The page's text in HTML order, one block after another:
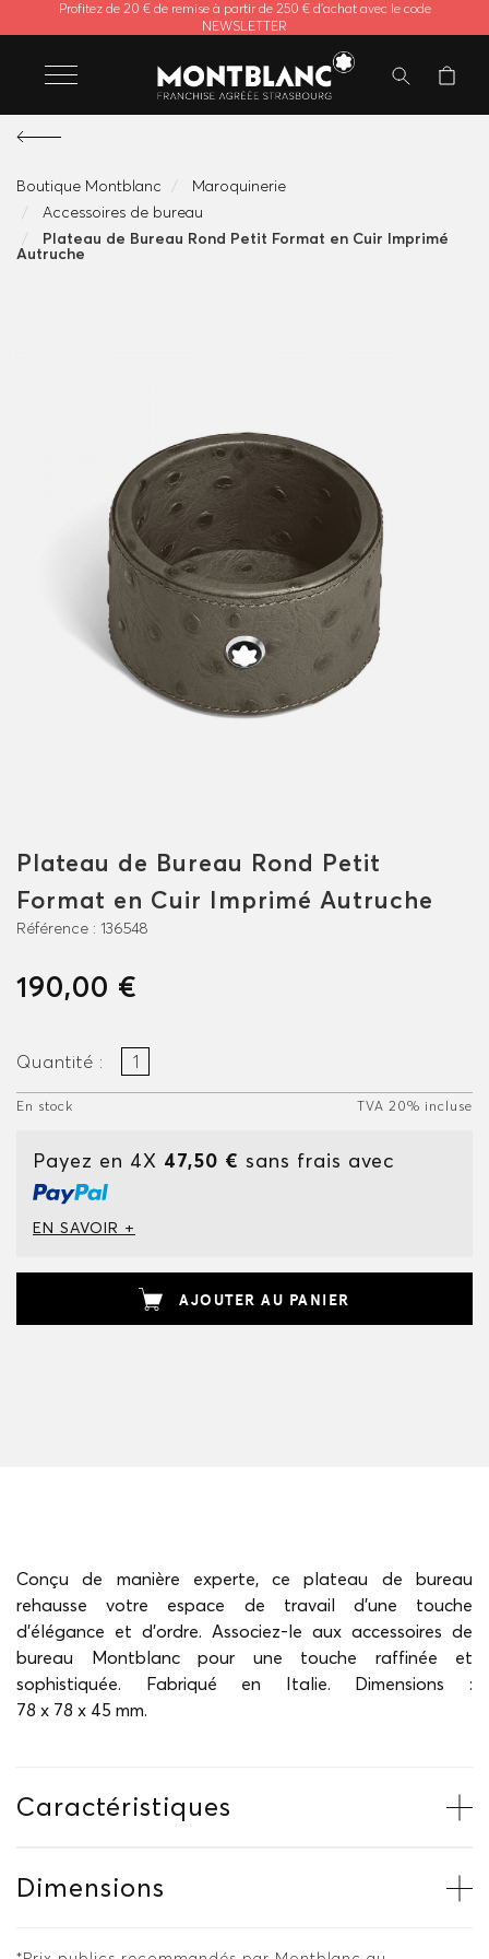
Profitez de 20 € de remise à partir de 250 € d'achat avec le code
NEWSLETTER
Boutique Montblanc
Maroquinerie
Accessoires de bureau
Plateau de Bureau Rond Petit Format en Cuir Imprimé
Autruche
Plateau de Bureau Rond Petit
Format en Cuir Imprimé Autruche
Référence : 136548
190,00 €
Quantité :
En stock TVA 20% incluse
Payez en 4X 47,50 € sans frais avec
EN SAVOIR +
AJOUTER AU PANIER
Conçu de manière experte, ce plateau de bureau
rehausse votre espace de travail d'une touche
d'élégance et d'ordre. Associez-le aux accessoires de
bureau Montblanc pour une touche raffinée et
sophistiquée. Fabriqué en Italie. Dimensions :
78 x 78 x 45 mm.
Caractéristiques
Dimensions